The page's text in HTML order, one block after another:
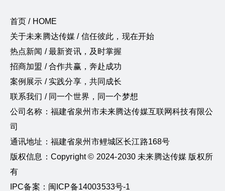
首页 / HOME
关于未来腾达传媒 / 信任彼此，现在开始
热点新闻 / 最新资讯，及时掌握
招商加盟 / 合作共赢，奔赴成功
案例展示 / 实践分享，共同成长
联系我们 / 同一个世界，同一个梦想
公司名称：福建省泉州市未来腾达传媒互联网科技有限公
司
通讯地址：福建省泉州市鲤城区长江路168号
版权信息：Copyright © 2024-2030 未来腾达传媒 版权所
有
IPC备案：闽ICP备14003533号-1